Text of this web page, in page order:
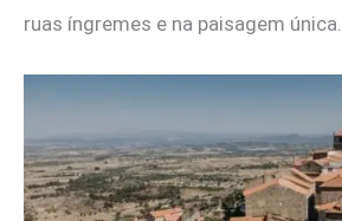
ruas íngremes e na paisagem única.